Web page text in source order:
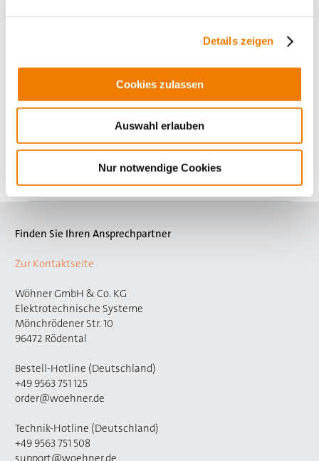
Details zeigen
Cookies zulassen
Auswahl erlauben
Nur notwendige Cookies
Material: Kupfer Cu-ETP (Nr. CW004A) nach EN 13601
(99,9% Kupfer), Festigkeitsklasse R300 (300 N/mm²)
Länge 2,40 m, verzinnt
Mehr
Finden Sie Ihren Ansprechpartner
Zur Kontaktseite
Wöhner GmbH & Co. KG
Elektrotechnische Systeme
Mönchrödener Str. 10
96472 Rödental
Bestell-Hotline (Deutschland)
+49 9563 751 125
order@woehner.de
Technik-Hotline (Deutschland)
+49 9563 751 508
support@woehner.de